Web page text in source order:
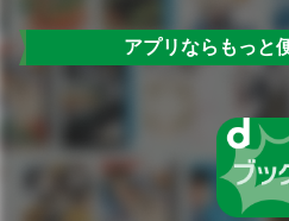
アプリならもっと